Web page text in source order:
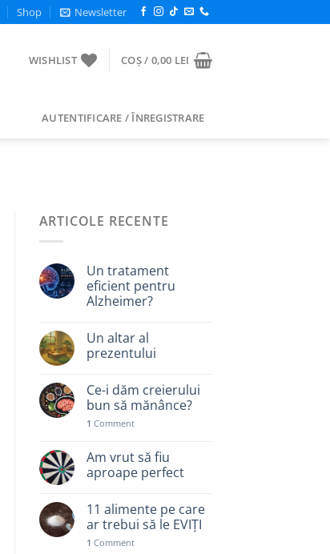
Shop Newsletter
WISHLIST COȘ / 0,00 LEI
AUTENTIFICARE / ÎNREGISTRARE
ARTICOLE RECENTE
Un tratament
eficient pentru
Alzheimer?
Un altar al
prezentului
Ce-i dăm creierului
bun să mănânce?
1 Comment
Am vrut să fiu
aproape perfect
11 alimente pe care
ar trebui să le EVIȚI
1 Comment